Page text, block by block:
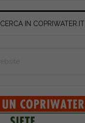
CERCA IN COPRIWATER.IT